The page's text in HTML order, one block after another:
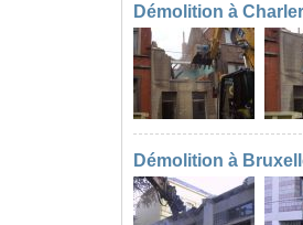
Démolition à
Démolition à